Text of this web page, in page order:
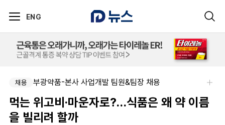
ENG
채용 부광약품-본사 사업개발 팀원&팀장 채용
먹는 위고비·마운자로?…식품은 왜 약 이름
을 빌리려 할까